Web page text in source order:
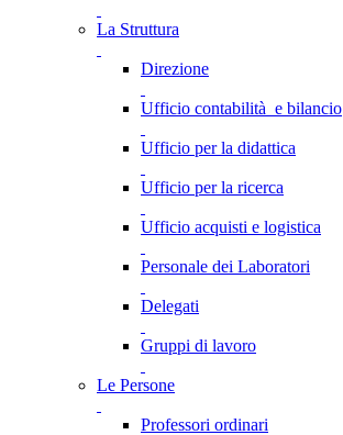
La Struttura
Direzione
Ufficio contabilità e bilancio
Ufficio per la didattica
Ufficio per la ricerca
Ufficio acquisti e logistica
Personale dei Laboratori
Delegati
Gruppi di lavoro
Le Persone
Professori ordinari